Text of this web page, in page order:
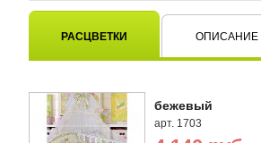
РАСЦВЕТКИ ОПИСАНИЕ
бежевый
арт. 1703